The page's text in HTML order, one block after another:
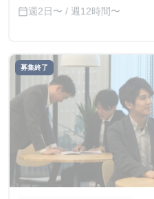
calendar_today週2日〜 / 週12時間〜
募集終了